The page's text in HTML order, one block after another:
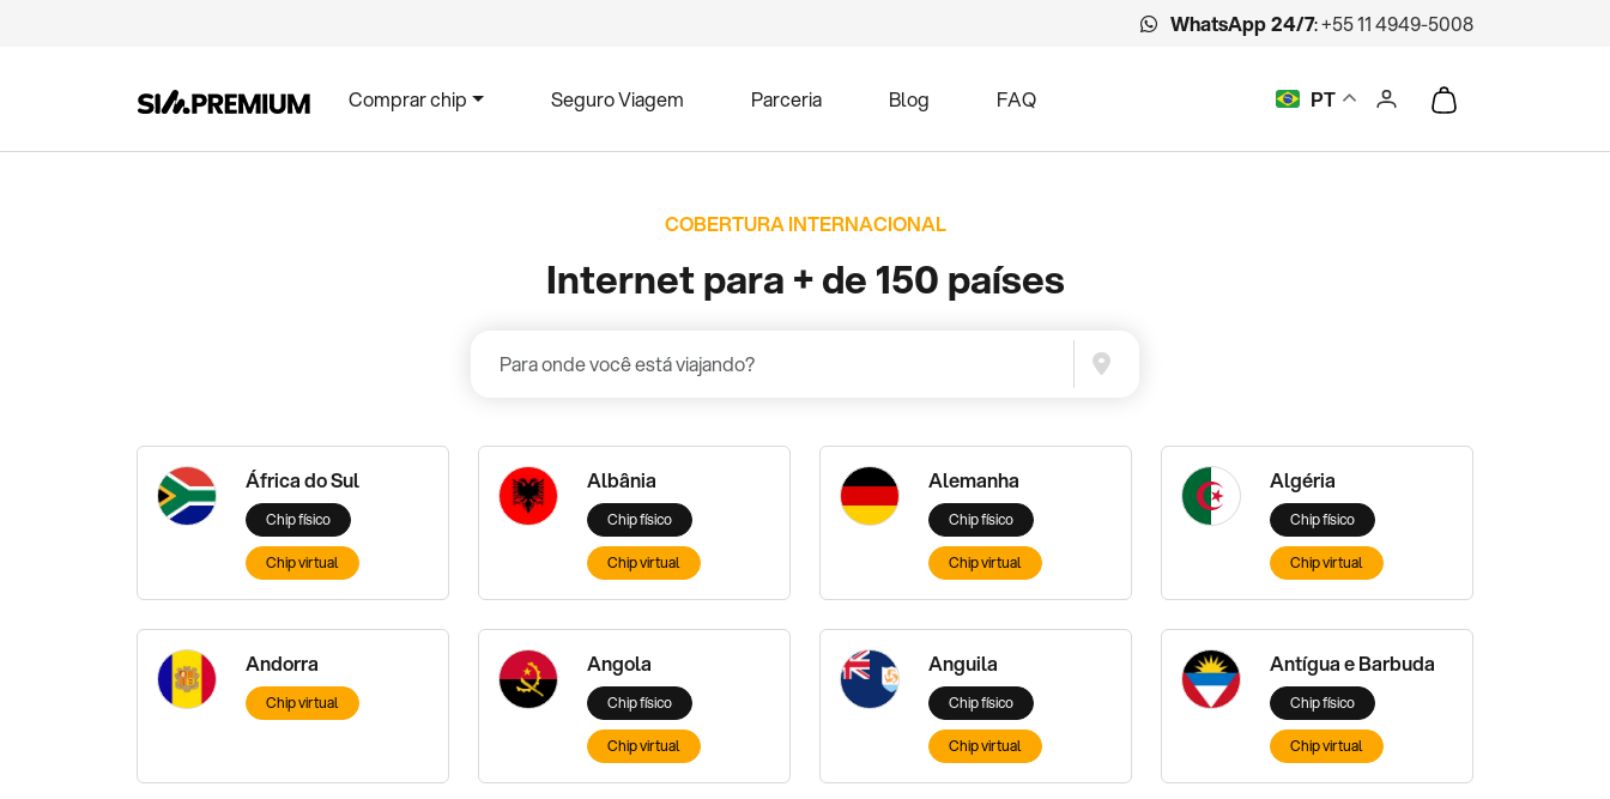
WhatsApp 24/7:+55 11 4949-5008
Comprar chip Seguro Viagem Parceria Blog FAQ PT
COBERTURA INTERNACIONAL
Internet para + de 150 países
África do Sul
Chip físico
Chip virtual
Albânia
Chip físico
Chip virtual
Alemanha
Chip físico
Chip virtual
Algéria
Chip físico
Chip virtual
Andorra
Chip virtual
Angola
Chip físico
Chip virtual
Anguila
Chip físico
Chip virtual
Antígua e Barbuda
Chip físico
Chip virtual